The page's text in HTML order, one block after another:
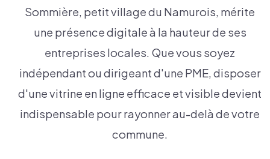
Sommière, petit village du Namurois, mérite
une présence digitale à la hauteur de ses
entreprises locales. Que vous soyez
indépendant ou dirigeant d'une PME, disposer
d'une vitrine en ligne efficace et visible devient
indispensable pour rayonner au-delà de votre
commune.